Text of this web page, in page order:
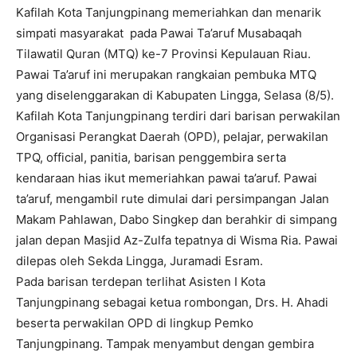
Kafilah Kota Tanjungpinang memeriahkan dan menarik
simpati masyarakat pada Pawai Ta’aruf Musabaqah
Tilawatil Quran (MTQ) ke-7 Provinsi Kepulauan Riau.
Pawai Ta’aruf ini merupakan rangkaian pembuka MTQ
yang diselenggarakan di Kabupaten Lingga, Selasa (8/5).
Kafilah Kota Tanjungpinang terdiri dari barisan perwakilan
Organisasi Perangkat Daerah (OPD), pelajar, perwakilan
TPQ, official, panitia, barisan penggembira serta
kendaraan hias ikut memeriahkan pawai ta’aruf. Pawai
ta’aruf, mengambil rute dimulai dari persimpangan Jalan
Makam Pahlawan, Dabo Singkep dan berahkir di simpang
jalan depan Masjid Az-Zulfa tepatnya di Wisma Ria. Pawai
dilepas oleh Sekda Lingga, Juramadi Esram.
Pada barisan terdepan terlihat Asisten I Kota
Tanjungpinang sebagai ketua rombongan, Drs. H. Ahadi
beserta perwakilan OPD di lingkup Pemko
Tanjungpinang. Tampak menyambut dengan gembira